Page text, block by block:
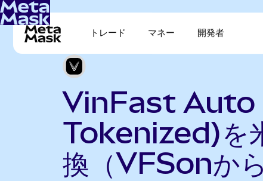
トレード マネー 開発者
VinFast Auto
Tokenized)を
換（VFSonか